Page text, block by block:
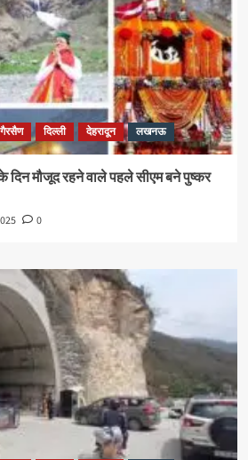
गैरसैण दिल्ली देहरादून लखनऊ
दिन मौजूद रहने वाले पहले सीएम बने पुष्कर
0